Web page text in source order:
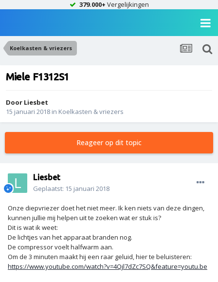
379.000+ Vergelijkingen
Koelkasten & vriezers
Miele F1312S1
Door Liesbet
15 januari 2018 in Koelkasten & vriezers
Reageer op dit topic
Liesbet
Geplaatst: 15 januari 2018
Onze diepvriezer doet het niet meer. Ik ken niets van deze dingen,
kunnen jullie mij helpen uit te zoeken wat er stuk is?
Dit is wat ik weet:
De lichtjes van het apparaat branden nog.
De compressor voelt halfwarm aan.
Om de 3 minuten maakt hij een raar geluid, hier te beluisteren:
https://www.youtube.com/watch?v=4Qjl7dZc7SQ&feature=youtu.be